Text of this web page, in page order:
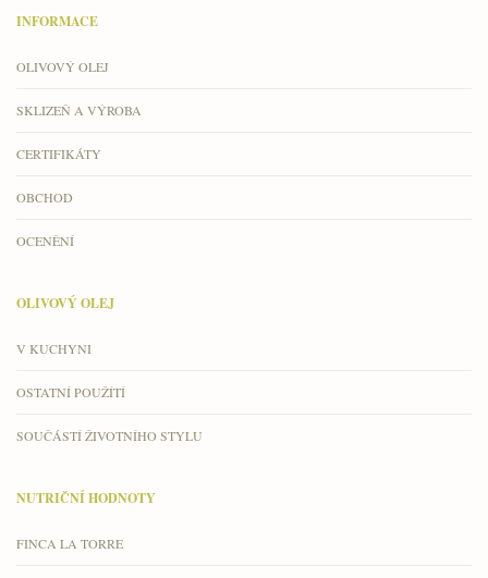
INFORMACE
OLIVOVÝ OLEJ
SKLIZEŇ A VÝROBA
CERTIFIKÁTY
OBCHOD
OCENĚNÍ
OLIVOVÝ OLEJ
V KUCHYNI
OSTATNÍ POUŽÍTÍ
SOUČÁSTÍ ŽIVOTNÍHO STYLU
NUTRIČNÍ HODNOTY
FINCA LA TORRE